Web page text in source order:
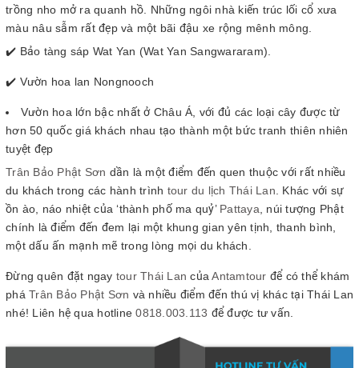
trồng nho mở ra quanh hồ. Những ngôi nhà kiến trúc lối cổ xưa
màu nâu sẫm rất đẹp và một bãi đậu xe rộng mênh mông.
✔️ Bảo tàng sáp Wat Yan (Wat Yan Sangwararam).
✔️ Vườn hoa lan Nongnooch
Vườn hoa lớn bậc nhất ở Châu Á, với đủ các loại cây được từ
hơn 50 quốc giá khách nhau tạo thành một bức tranh thiên nhiên
tuyệt đẹp
Trân Bảo Phật Sơn dần là một điểm đến quen thuộc với rất nhiều
du khách trong các hành trình tour du lịch Thái Lan . Khác với sự
ồn ào, náo nhiệt của ‘thành phố ma quỷ’ Pattaya , núi tượng Phật
chính là điểm đến đem lại một khung gian yên tịnh, thanh bình,
một dấu ấn mạnh mẽ trong lòng mọi du khách.
Đừng quên đặt ngay tour Thái Lan củaAntamtour để có thể khám
phá Trân Bảo Phật Sơn và nhiều điểm đến thú vị khác tại Thái Lan
nhé! Liên hệ qua hotline0818.003.113 để được tư vấn.